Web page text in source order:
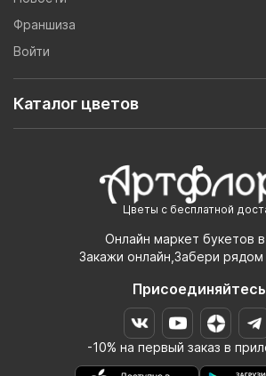
Цветы с бесплатной
Онлайн маркет букетов
Закажи онлайн,Забери
Присоединяйтесь
-10% на первый заказ в
Франшиза
Войти
Каталог цветов